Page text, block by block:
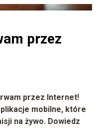
przez
przez Internet!
mobilne, które
na żywo. Dowiedz